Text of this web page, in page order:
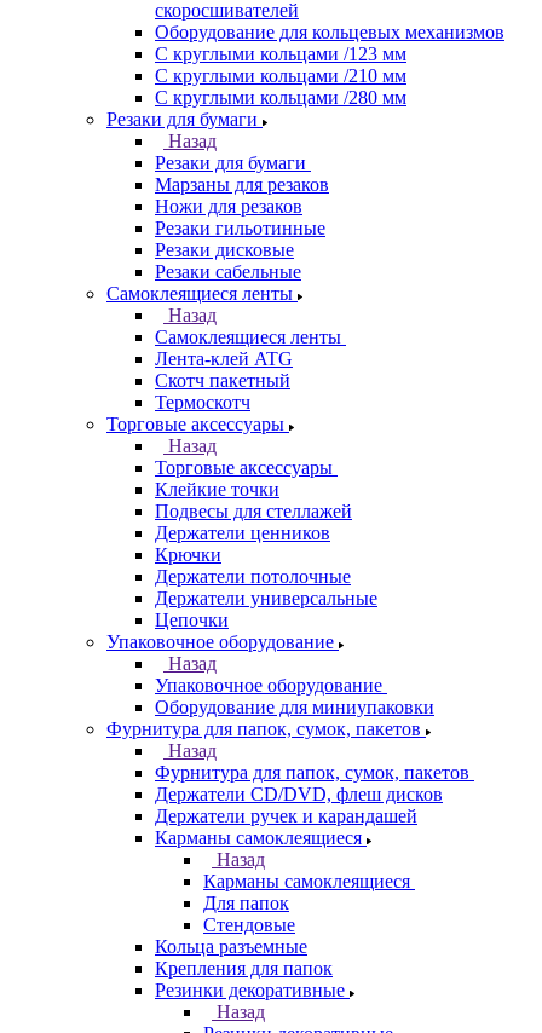
скоросшивателей
Оборудование для кольцевых механизмов
С круглыми кольцами /123 мм
С круглыми кольцами /210 мм
С круглыми кольцами /280 мм
Резаки для бумаги
Назад
Резаки для бумаги
Марзаны для резаков
Ножи для резаков
Резаки гильотинные
Резаки дисковые
Резаки сабельные
Самоклеящиеся ленты
Назад
Самоклеящиеся ленты
Лента-клей ATG
Скотч пакетный
Термоскотч
Торговые аксессуары
Назад
Торговые аксессуары
Клейкие точки
Подвесы для стеллажей
Держатели ценников
Крючки
Держатели потолочные
Держатели универсальные
Цепочки
Упаковочное оборудование
Назад
Упаковочное оборудование
Оборудование для миниупаковки
Фурнитура для папок, сумок, пакетов
Назад
Фурнитура для папок, сумок, пакетов
Держатели CD/DVD, флеш дисков
Держатели ручек и карандашей
Карманы самоклеящиеся
Назад
Карманы самоклеящиеся
Для папок
Стендовые
Кольца разъемные
Крепления для папок
Резинки декоративные
Назад